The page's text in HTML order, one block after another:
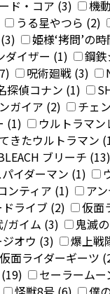
ド・コア (3)
機
うる星やつら (2)
姫様‘拷問’の
ダイザー (1)
鋼
呪術廻戦 (3)
探偵コナン (1)
ガイア (2)
チェ
(1)
ウルトラマ
きたウルトラマン
ブリーチ
イダーマン (1)
ンティア (1)
ア
ライブ (2)
仮面
/ガイム (3)
鬼滅
オウ (3)
爆上戦
仮面ライダーギーツ
セーラーム